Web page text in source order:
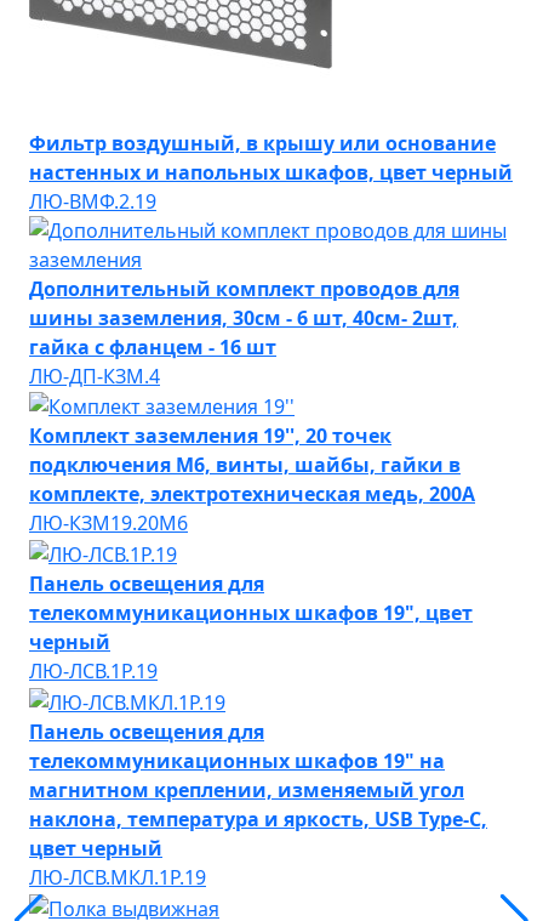
Фильтр воздушный, в крышу или основание
настенных и напольных шкафов, цвет черный
ЛЮ-ВМФ.2.19
Дополнительный комплект проводов для
шины заземления, 30см - 6 шт, 40см- 2шт,
гайка с фланцем - 16 шт
ЛЮ-ДП-КЗМ.4
Комплект заземления 19'', 20 точек
подключения М6, винты, шайбы, гайки в
комплекте, электротехническая медь, 200А
ЛЮ-КЗМ19.20М6
Панель освещения для
телекоммуникационных шкафов 19", цвет
черный
ЛЮ-ЛСВ.1Р.19
Панель освещения для
телекоммуникационных шкафов 19" на
магнитном креплении, изменяемый угол
наклона, температура и яркость, USB Type-C,
цвет черный
ЛЮ-ЛСВ.МКЛ.1Р.19